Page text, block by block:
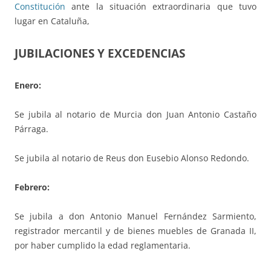
Constitución ante la situación extraordinaria que tuvo
lugar en Cataluña,
JUBILACIONES Y EXCEDENCIAS
Enero:
Se jubila al notario de Murcia don Juan Antonio Castaño
Párraga.
Se jubila al notario de Reus don Eusebio Alonso Redondo.
Febrero:
Se jubila a don Antonio Manuel Fernández Sarmiento,
registrador mercantil y de bienes muebles de Granada II,
por haber cumplido la edad reglamentaria.